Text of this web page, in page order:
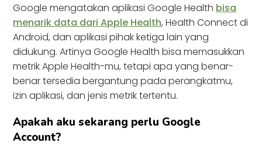
Google mengatakan aplikasi Google Health bisa
menarik data dari Apple Health, Health Connect di
Android, dan aplikasi pihak ketiga lain yang
didukung. Artinya Google Health bisa memasukkan
metrik Apple Health-mu, tetapi apa yang benar-
benar tersedia bergantung pada perangkatmu,
izin aplikasi, dan jenis metrik tertentu.
Apakah aku sekarang perlu Google
Account?